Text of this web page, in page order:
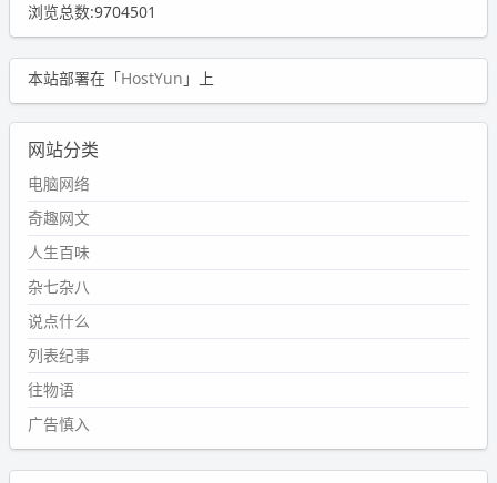
浏览总数:9704501
本站部署在「HostYun 」上
网站分类
电脑网络
奇趣网文
人生百味
杂七杂八
说点什么
列表纪事
往物语
广告慎入